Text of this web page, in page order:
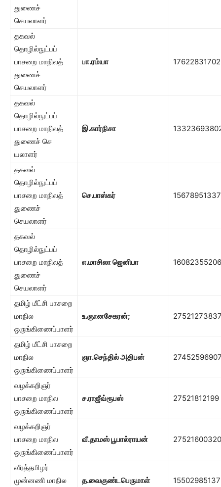
துணைச்
செயலாளர்
தகவல்
தொழில்நுட்பப்
பாசறை மாநிலத்
துணைச்
செயலாளர்
பா.ரம்யா 17622831702
தகவல்
தொழில்நுட்பப்
பாசறை மாநிலத்
துணைச் செ
யலாளர்
இ.கார்நிசா
தகவல்
தொழில்நுட்பப்
பாசறை மாநிலத்
துணைச்
செயலாளர்
செ.பாஸ்கர் 15678951337
தகவல்
தொழில்நுட்பப்
பாசறை மாநிலத்
துணைச்
செயலாளர்
எ.மாசிலா ஜெனிபா 16082355206
தமிழ் மீட்சி பாசறை
மாநில
ஒருங்கிணைப்பாளர்
உ.ஞானசேகரன்;
தமிழ் மீட்சி பாசறை
மாநில
ஒருங்கிணைப்பாளர்
ஞா.செந்தில் அதிபன்
வழக்கறிஞர்
பாசறை மாநில
ஒருங்கிணைப்பாளர்
ச.ராஜீவ்ரூபஸ் 27521812199
வழக்கறிஞர்
பாசறை மாநில
ஒருங்கிணைப்பாளர்
வீ.தாமஸ் பூபால்ராயன் 27521600320
வீரத்தமிழர்
முன்னணி மாநில
த.வைகுண்டபெருமாள் 15502985137